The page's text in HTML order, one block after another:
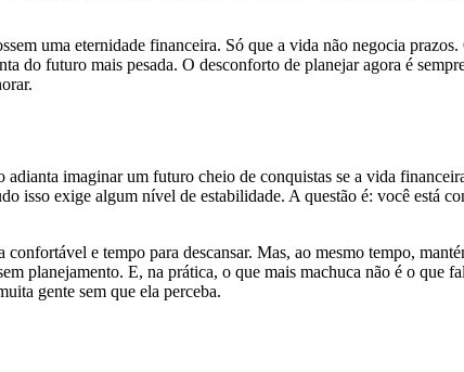
uma eternidade financeira. Só que a vida não negocia
do futuro mais pesada. O desconforto de planejar agora é
imaginar um futuro cheio de conquistas se a vida
isso exige algum nível de estabilidade. A questão é: você está
e tempo para descansar. Mas, ao mesmo tempo,
planejamento. E, na prática, o que mais machuca não é o que
gente sem que ela perceba.